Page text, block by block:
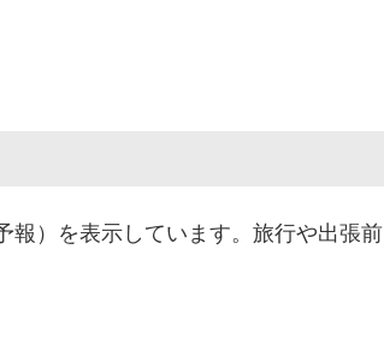
報）を表示しています。旅行や出張前